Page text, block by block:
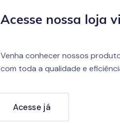
Acesse nossa loja
Venha conhecer nossos
com toda a qualidade e
Acesse já